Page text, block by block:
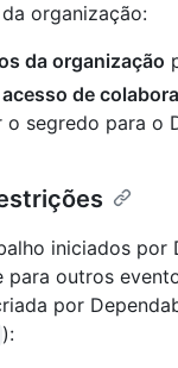
organização:
da organização
acesso de
o segredo para o
iniciados por
outros
por
):